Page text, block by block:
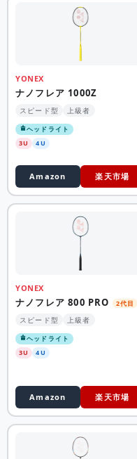
YONEX
ナノフレア 1000Z
スピード型 上級者
ヘッドライト
3U
4U
Amazon 楽天市場
YONEX
ナノフレア 800 PRO 2代目
スピード型 上級者
ヘッドライト
3U
4U
Amazon 楽天市場